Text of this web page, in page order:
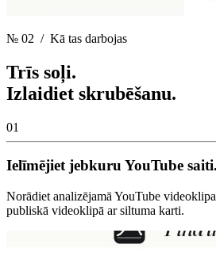
№ 02 / Kā tas darbojas
Trīs soļi.
Izlaidiet skrubēšanu.
01
Ielīmējiet jebkuru YouTube saiti.
Norādiet analizējamā YouTube
publiskā videoklipā ar siltuma karti.